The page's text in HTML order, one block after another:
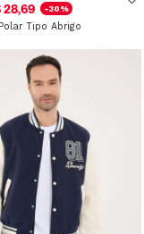
28,69 -30%
Tipo Abrigo